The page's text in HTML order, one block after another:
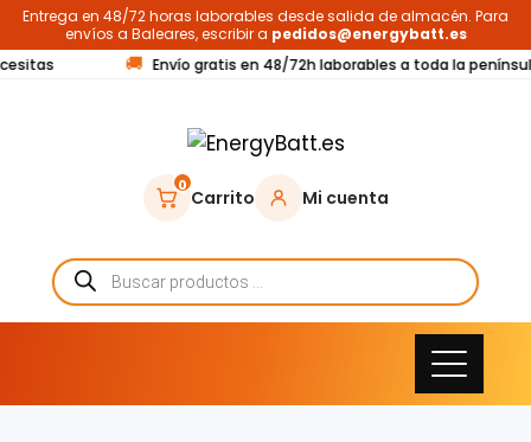
Entrega en 48/72 horas laborables desde salida de almacén. Para
envíos a Baleares, escribir a pedidos@energybatt.es
🚚 Envío gratis en 48/72h laborables a toda la
0
Carrito Mi cuenta